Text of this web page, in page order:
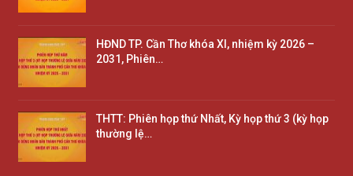
HĐND TP. Cần Thơ khóa XI, nhiệm kỳ 2026 –
2031, Phiên…
THTT: Phiên họp thứ Nhất, Kỳ họp thứ 3 (kỳ họp
thường lệ…